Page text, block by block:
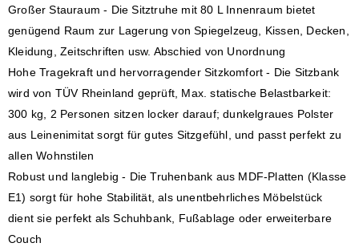
Großer Stauraum - Die Sitztruhe mit 80 L Innenraum bietet
genügend Raum zur Lagerung von Spiegelzeug, Kissen, Decken,
Kleidung, Zeitschriften usw. Abschied von Unordnung
Hohe Tragekraft und hervorragender Sitzkomfort - Die Sitzbank
wird von TÜV Rheinland geprüft, Max. statische Belastbarkeit:
300 kg, 2 Personen sitzen locker darauf; dunkelgraues Polster
aus Leinenimitat sorgt für gutes Sitzgefühl, und passt perfekt zu
allen Wohnstilen
Robust und langlebig - Die Truhenbank aus MDF-Platten (Klasse
E1) sorgt für hohe Stabilität, als unentbehrliches Möbelstück
dient sie perfekt als Schuhbank, Fußablage oder erweiterbare
Couch